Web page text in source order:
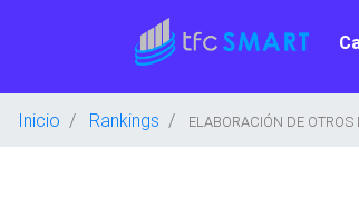
Inicio Rankings ELABORACIÓN DE